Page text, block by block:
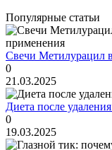
Популярные статьи
Свечи Метилурацил
0
21.03.2025
Диета после
0
19.03.2025